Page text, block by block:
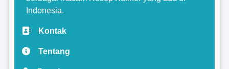
Indonesia.
Kontak
Tentang